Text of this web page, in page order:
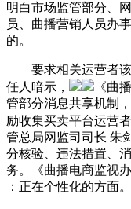
明白市场监管部分、
员、曲播营销人员办
的。
要求相关运营者该
任人暗示，
《曲
管部分消息共享机制
励收集买卖平台运营
管总局网监司司长 朱
分核验、违法措置、
务。《曲播电商监视
：正在个性化的方面。